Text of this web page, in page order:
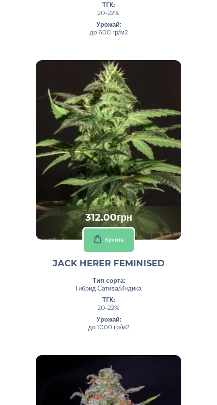
ТГК:
20-22%
Урожай:
до 600 гр/м2
312.00грн
Купить
JACK HERER FEMINISED
Тип сорта:
Гибрид Сатива/Индика
ТГК:
20-22%
Урожай:
до 1000 гр/м2